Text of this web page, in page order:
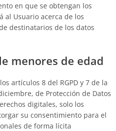
en que se obtengan los
al Usuario acerca de los
destinatarios de los datos
menores de edad
artículos 8 del RGPD y 7 de la
de Protección de Datos
digitales, solo los
su consentimiento para el
de forma lícita